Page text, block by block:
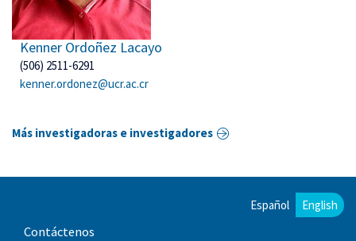
Kenner Ordoñez Lacayo
(506) 2511-6291
kenner.ordonez@ucr.ac.cr
Más investigadoras e investigadores
Español English
Contáctenos